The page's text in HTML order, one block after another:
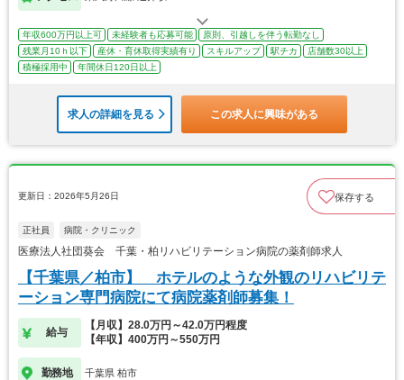
年収600万円以上可 未経験者も応募可能
原則、引越しを伴う転勤なし
残業月10ｈ以下
産休・育休取得実績有り スキルアップ 駅チカ
店舗数30以上
積極採用中
年間休日120日以上
求人の詳細を見る この求人に興味がある
更新日：2026年5月26日 保存する
正社員 病院・クリニック
医療法人社団葵会 千葉・柏リハビリテーション病院の薬剤師求人
【千葉県／柏市】 ホテルのような外観のリハビリテ
ーション専門病院にて病院薬剤師募集！
給与
【月収】28.0万円～42.0万円程度
【年収】400万円～550万円
勤務地 千葉県 柏市